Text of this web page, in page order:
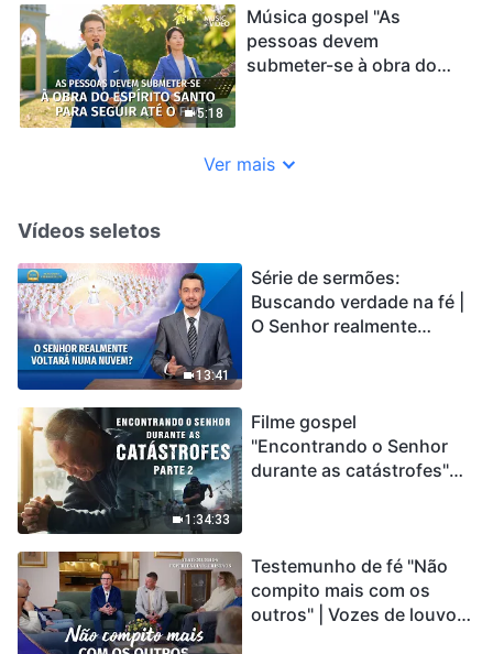
5:18
Música gospel "As
pessoas devem
submeter-se à obra do
Ver mais
Vídeos seletos
13:41
Série de sermões:
Buscando verdade na fé |
O Senhor realmente
1:34:33
Filme gospel
"Encontrando o Senhor
durante as catástrofes"
catástrofes ccontecem, a
humanidade está
entrando em contagem
Testemunho de fé "Não
compito mais com os
outros" | Vozes de louvor